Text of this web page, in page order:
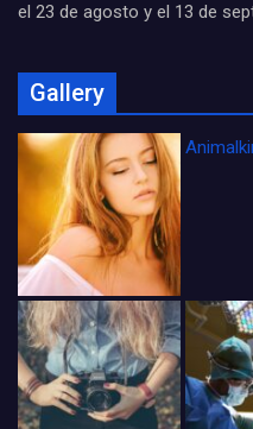
el 23 de agosto y el 13 de
Gallery